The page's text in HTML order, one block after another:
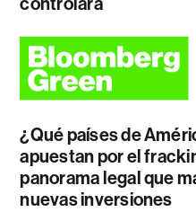
¿Qué países de
apuestan por el
panorama legal que
nuevas inversiones